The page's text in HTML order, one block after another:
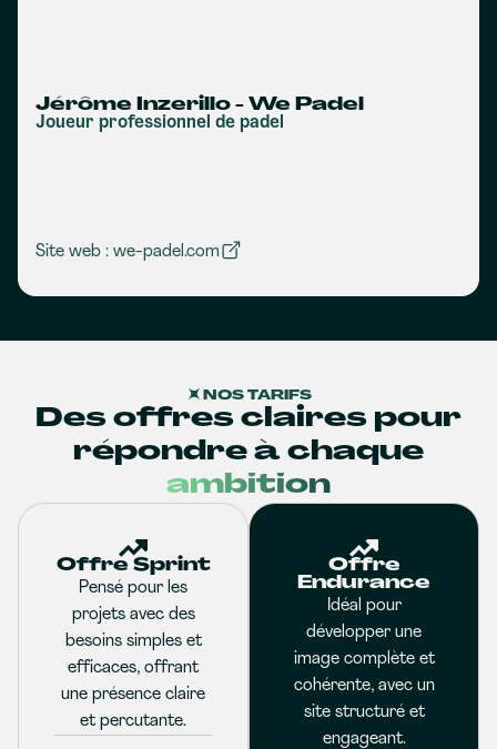
Jérôme Inzerillo - We Padel
Joueur professionnel de padel
Site web : we-padel.com
NOS TARIFS
Des offres claires pour
répondre à chaque
ambition
Offre Sprint
Pensé pour les
projets avec des
besoins simples et
efficaces, offrant
une présence claire
et percutante.
Offre
Endurance
Idéal pour
développer une
image complète et
cohérente, avec un
site structuré et
engageant.